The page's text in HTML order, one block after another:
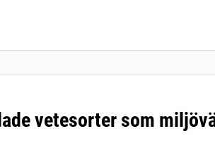
vetesorter som